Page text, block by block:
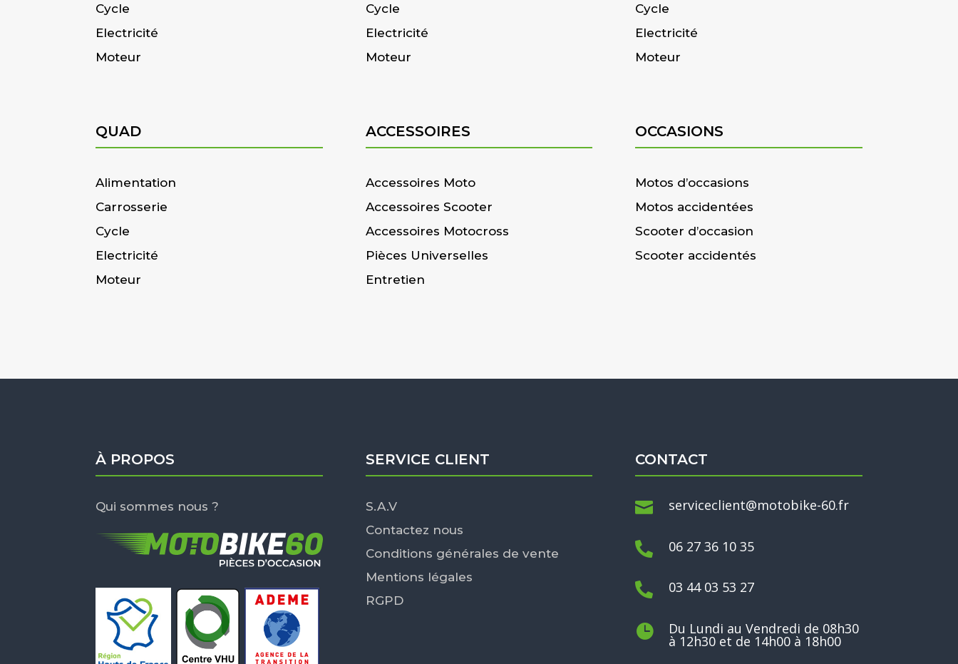
Cycle
Electricité
Moteur
Cycle
Electricité
Moteur
Cycle
Electricité
Moteur
QUAD
Alimentation
Carrosserie
Cycle
Electricité
Moteur
ACCESSOIRES
Accessoires Moto
Accessoires Scooter
Accessoires Motocross
Pièces Universelles
Entretien
OCCASIONS
Motos d’occasions
Motos accidentées
Scooter d’occasion
Scooter accidentés
À PROPOS
Qui sommes nous ?
SERVICE CLIENT
S.A.V
Contactez nous
Conditions générales de vente
Mentions légales
RGPD
CONTACT
 serviceclient@motobike-60.fr
 06 27 36 10 35
 03 44 03 53 27
 Du Lundi au Vendredi de 08h30
à 12h30 et de 14h00 à 18h00